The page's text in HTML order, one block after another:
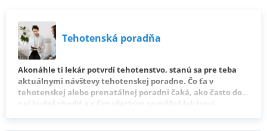
Tehotenská poradňa
Akonáhle ti lekár potvrdí tehotenstvo, stanú sa pre teba
aktuálnymi návštevy tehotenskej poradne. Čo ťa v
tehotenskej alebo prenatálnej poradni čaká, ako často do
nej budeš chodiť a s čím všetkým sa môžeš lekárovi